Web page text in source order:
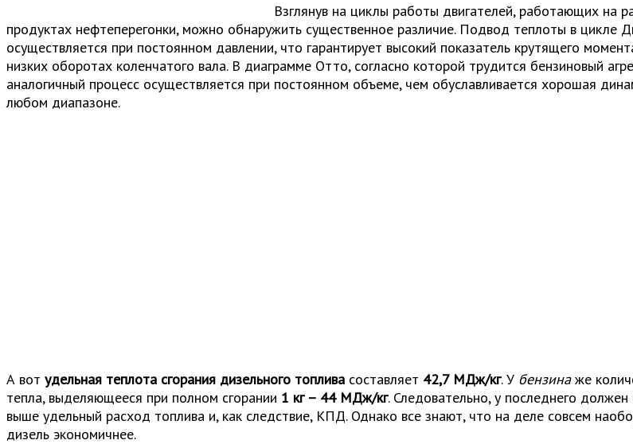
Взглянув на циклы работы двигателей, работающих на
продуктах нефтеперегонки, можно обнаружить существенное различие. Подвод теплоты в цикле
осуществляется при постоянном давлении, что гарантирует высокий показатель крутящего
низких оборотах коленчатого вала. В диаграмме Отто, согласно которой трудится бензиновый
аналогичный процесс осуществляется при постоянном объеме, чем обуславливается хорошая
любом диапазоне.
А вот удельная теплота сгорания дизельного топлива составляет 42,7 МДж/кг. У бензинаже
тепла, выделяющееся при полном сгорании 1 кг – 44 МДж/кг. Следовательно, у последнего
выше удельный расход топлива и, как следствие, КПД. Однако все знают, что на деле совсем
дизель экономичнее.